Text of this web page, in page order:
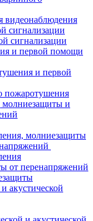
видеонаблюдения
сигнализации
сигнализации
и первой помощи
и первой
пожаротушения
молниезащиты и
молниезащиты
от перенапряжений
акустической